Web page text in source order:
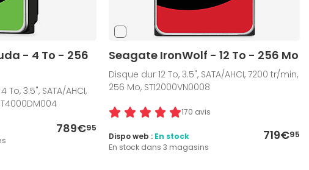
- 4 To - 256
3.5", SATA/AHCI,
789€95
Seagate IronWolf - 12 To - 256 Mo
Disque dur 12 To, 3.5", SATA/AHCI, 7200 tr/min,
256 Mo, ST12000VN0008
170 avis
719€95
Dispo web : En stock
En stock dans 3 magasins